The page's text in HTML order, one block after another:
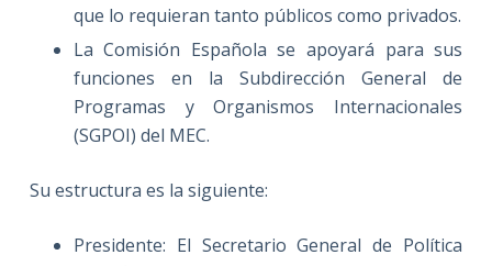
que lo requieran tanto públicos como privados.
La Comisión Española se apoyará para sus
funciones en la Subdirección General de
Programas y Organismos Internacionales
(SGPOI) del MEC.
Su estructura es la siguiente:
Presidente: El Secretario General de Política